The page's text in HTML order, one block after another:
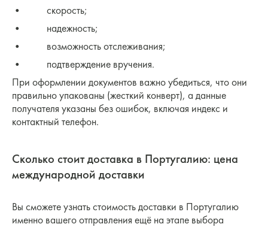
• скорость;
• надежность;
• возможность отслеживания;
• подтверждение вручения.
При оформлении документов важно убедиться, что они
правильно упакованы (жесткий конверт), а данные
получателя указаны без ошибок, включая индекс и
контактный телефон.
Сколько стоит доставка в Португалию: цена
международной доставки
Вы сможете узнать стоимость доставки в Португалию
именно вашего отправления ещё на этапе выбора